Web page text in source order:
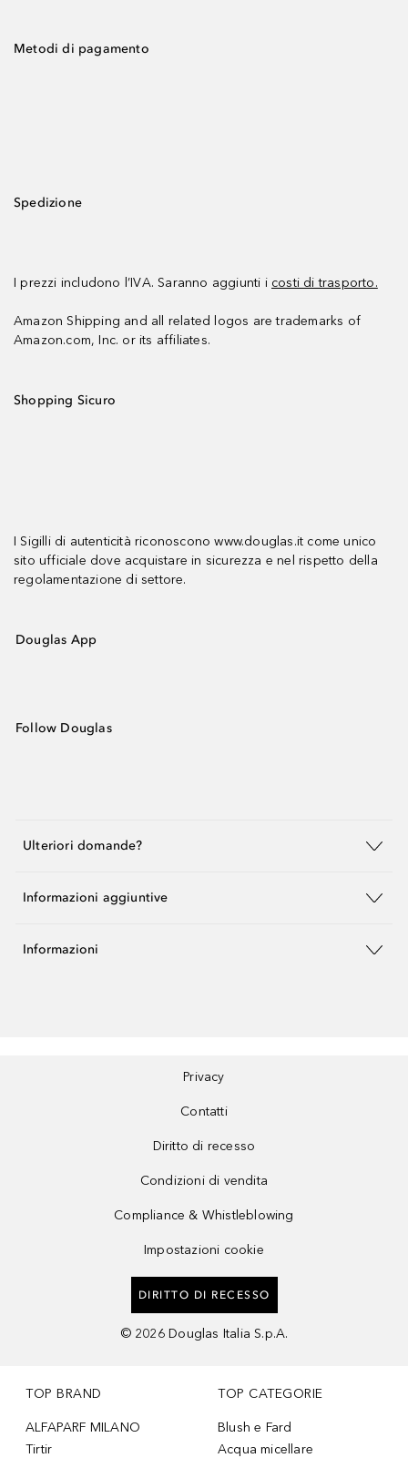
Metodi di pagamento
Spedizione
I prezzi includono l’IVA. Saranno aggiunti i costi di trasporto.
Amazon Shipping and all related logos are trademarks of
Amazon.com, Inc. or its affiliates.
Shopping Sicuro
I Sigilli di autenticità riconoscono www.douglas.it come unico
sito ufficiale dove acquistare in sicurezza e nel rispetto della
regolamentazione di settore.
Douglas App
Follow Douglas
Ulteriori domande?
Informazioni aggiuntive
Informazioni
Privacy
Contatti
Diritto di recesso
Condizioni di vendita
Compliance & Whistleblowing
Impostazioni cookie
DIRITTO DI RECESSO
© 2026 Douglas Italia S.p.A.
TOP BRAND
ALFAPARF MILANO
Tirtir
TOP CATEGORIE
Blush e Fard
Acqua micellare